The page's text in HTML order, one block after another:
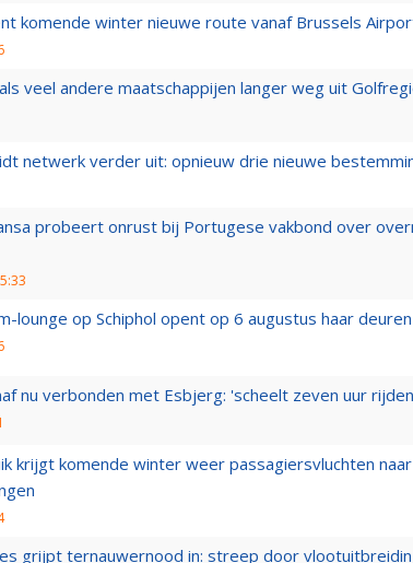
komende winter nieuwe route vanaf Brussels
veel andere maatschappijen langer weg uit
netwerk verder uit: opnieuw drie nieuwe
probeert onrust bij Portugese vakbond over
lounge op Schiphol opent op 6 augustus haar deuren
nu verbonden met Esbjerg: 'scheelt zeven uur
krijgt komende winter weer passagiersvluchten naar
grijpt ternauwernood in: streep door